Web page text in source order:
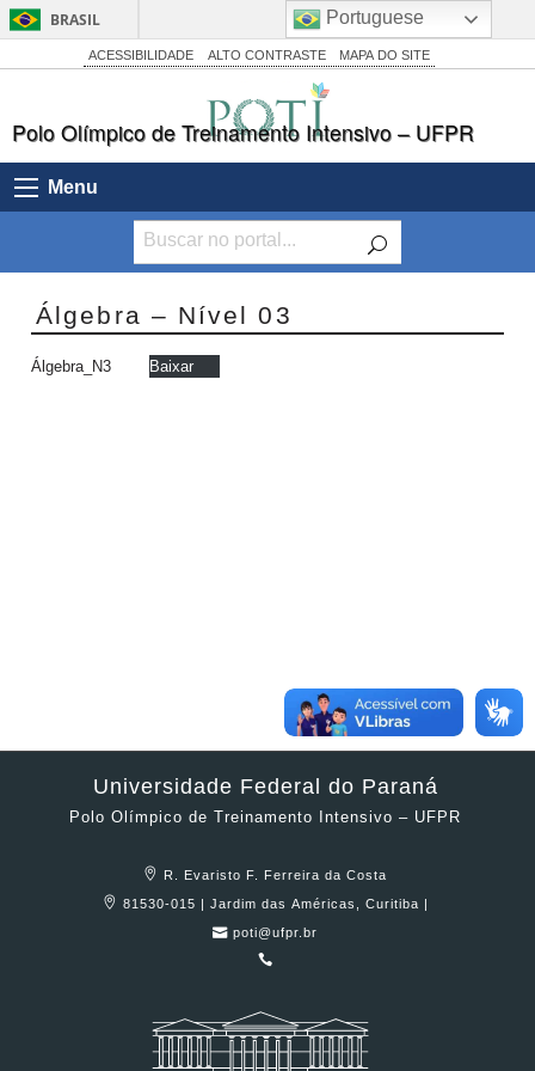
BRASIL
Simplifique!
Participe
Legislação
Canais
ACESSIBILIDADE ALTO CONTRASTE MAPA DO SITE
Polo Olímpico de Treinamento Intensivo – UFPR
Menu
Álgebra – Nível 03
Álgebra_N3 Baixar
Universidade Federal do Paraná
Polo Olímpico de Treinamento Intensivo – UFPR
R. Evaristo F. Ferreira da Costa
81530-015 | Jardim das Américas, Curitiba |
poti@ufpr.br
Portuguese